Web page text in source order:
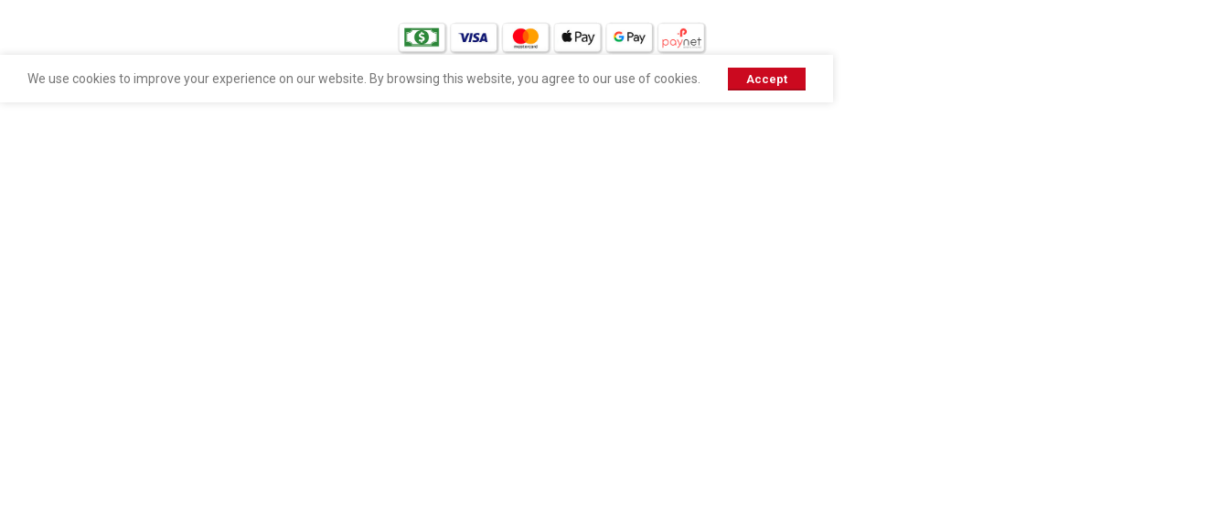
We use cookies to improve your experience on our website. By browsing this website, you agree to our use of cookies. Accept